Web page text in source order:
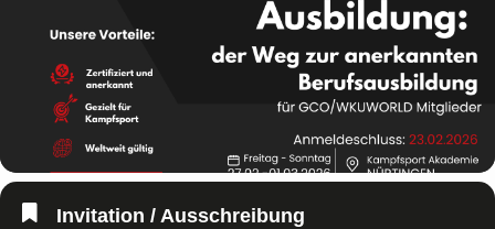
Invitation / Ausschreibung